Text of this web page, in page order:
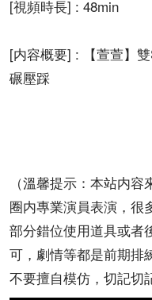
[視頻時長] : 48min
[内容概要] : 【萱萱】
碾壓踩
（溫馨提示：本站内
圈内專業演員表演，很
部分錯位使用道具或者
可，劇情等都是前期排
不要擅自模仿，切記切